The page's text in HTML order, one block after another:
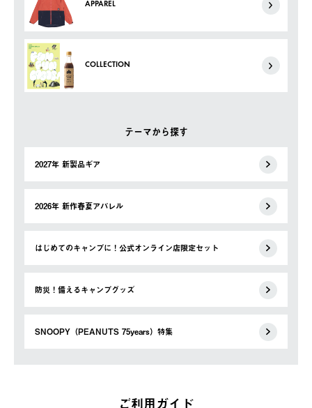
APPAREL
COLLECTION
テーマから探す
2027年 新製品ギア
2026年 新作春夏アパレル
はじめてのキャンプに！公式オンライン店限定セット
防災！備えるキャンプグッズ
SNOOPY（PEANUTS 75years）特集
ご利用ガイド